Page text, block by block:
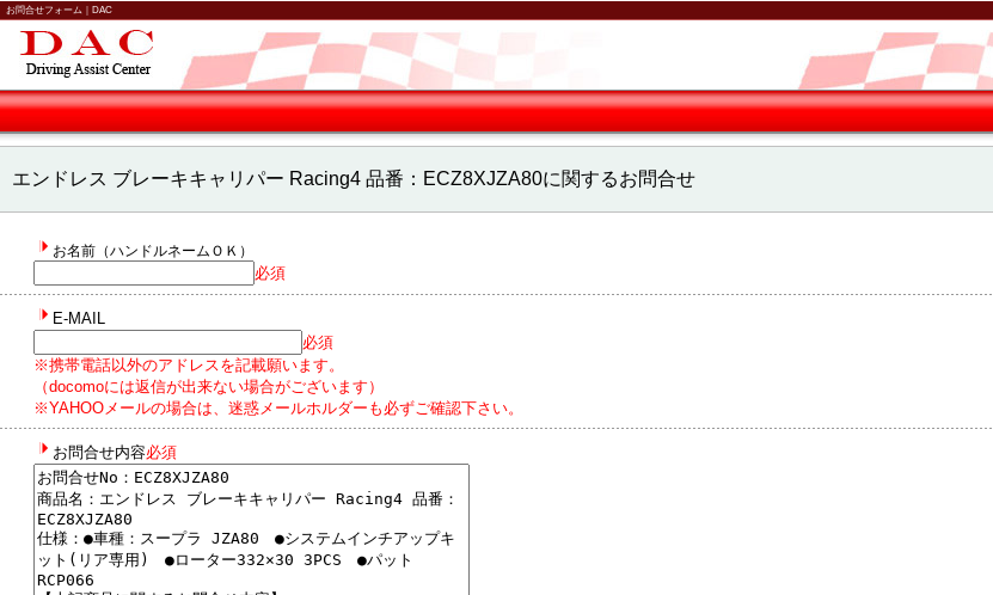
お問合せフォーム｜DAC
エンドレス ブレーキキャリパー Racing4 品番：ECZ8XJZA80に関するお問合せ
お名前（ハンドルネームＯＫ）
必須
E-MAIL
必須
※携帯電話以外のアドレスを記載願います。
（docomoには返信が出来ない場合がございます）
※YAHOOメールの場合は、迷惑メールホルダーも必ずご確認下さい。
お問合せ内容必須